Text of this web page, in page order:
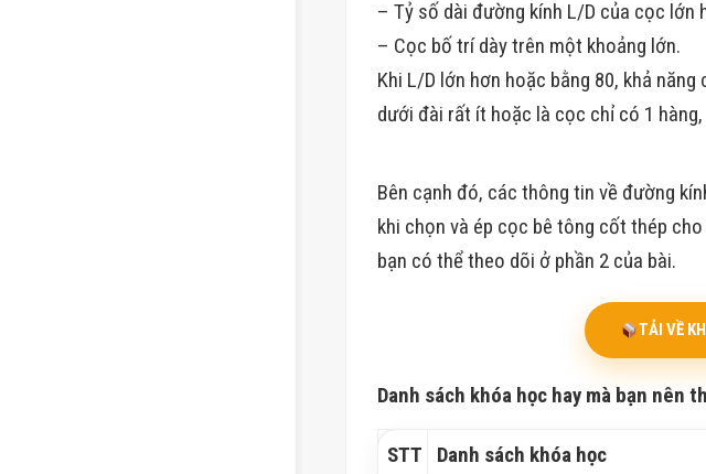
– Tỷ số dài đường kính L/D của cọc lớn
– Cọc bố trí dày trên một khoảng lớn.
Khi L/D lớn hơn hoặc bằng 80, khả
dưới đài rất ít hoặc là cọc chỉ có 1
Bên cạnh đó, các thông tin về đường
khi chọn và ép cọc bê tông cốt thép
bạn có thể theo dõi ở phần 2 của bài.
TẢI VỀ
Danh sách khóa học hay mà bạn nên
STT Danh sách khóa học